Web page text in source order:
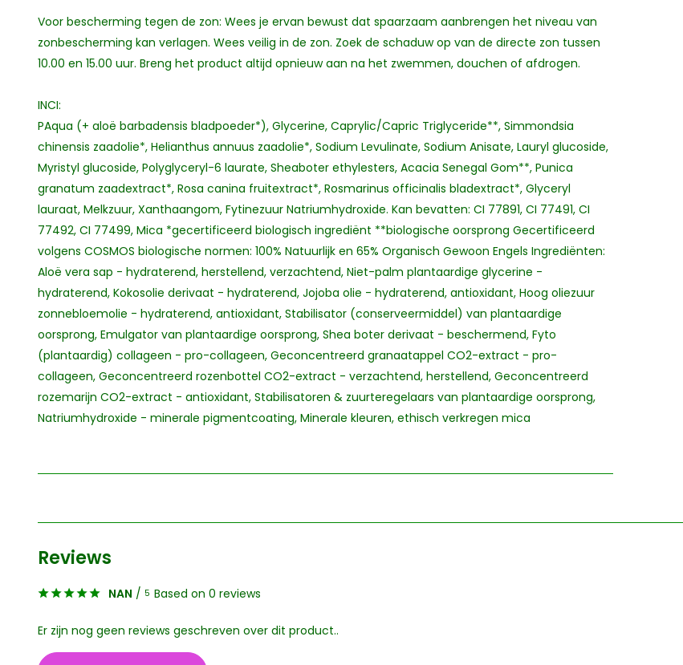
Voor bescherming tegen de zon: Wees je ervan bewust dat spaarzaam aanbrengen het niveau van
zonbescherming kan verlagen. Wees veilig in de zon. Zoek de schaduw op van de directe zon tussen
10.00 en 15.00 uur. Breng het product altijd opnieuw aan na het zwemmen, douchen of afdrogen.
INCI:
PAqua (+ aloë barbadensis bladpoeder*), Glycerine, Caprylic/Capric Triglyceride**, Simmondsia
chinensis zaadolie*, Helianthus annuus zaadolie*, Sodium Levulinate, Sodium Anisate, Lauryl glucoside,
Myristyl glucoside, Polyglyceryl-6 laurate, Sheaboter ethylesters, Acacia Senegal Gom**, Punica
granatum zaadextract*, Rosa canina fruitextract*, Rosmarinus officinalis bladextract*, Glyceryl
lauraat, Melkzuur, Xanthaangom, Fytinezuur Natriumhydroxide. Kan bevatten: CI 77891, CI 77491, CI
77492, CI 77499, Mica *gecertificeerd biologisch ingrediënt **biologische oorsprong Gecertificeerd
volgens COSMOS biologische normen: 100% Natuurlijk en 65% Organisch Gewoon Engels Ingrediënten:
Aloë vera sap - hydraterend, herstellend, verzachtend, Niet-palm plantaardige glycerine -
hydraterend, Kokosolie derivaat - hydraterend, Jojoba olie - hydraterend, antioxidant, Hoog oliezuur
zonnebloemolie - hydraterend, antioxidant, Stabilisator (conserveermiddel) van plantaardige
oorsprong, Emulgator van plantaardige oorsprong, Shea boter derivaat - beschermend, Fyto
(plantaardig) collageen - pro-collageen, Geconcentreerd granaatappel CO2-extract - pro-
collageen, Geconcentreerd rozenbottel CO2-extract - verzachtend, herstellend, Geconcentreerd
rozemarijn CO2-extract - antioxidant, Stabilisatoren & zuurteregelaars van plantaardige oorsprong,
Natriumhydroxide - minerale pigmentcoating, Minerale kleuren, ethisch verkregen mica
Reviews
NAN / 5 Based on 0 reviews
Er zijn nog geen reviews geschreven over dit product..